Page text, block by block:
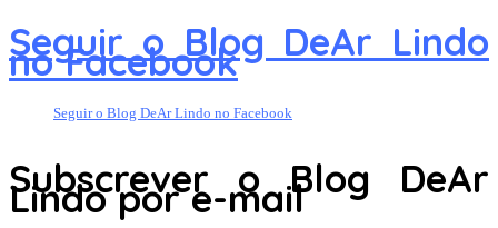
Seguir o Blog DeAr Lindo
no Facebook
Seguir o Blog DeAr Lindo no Facebook
Subscrever o Blog DeAr
Lindo por e-mail